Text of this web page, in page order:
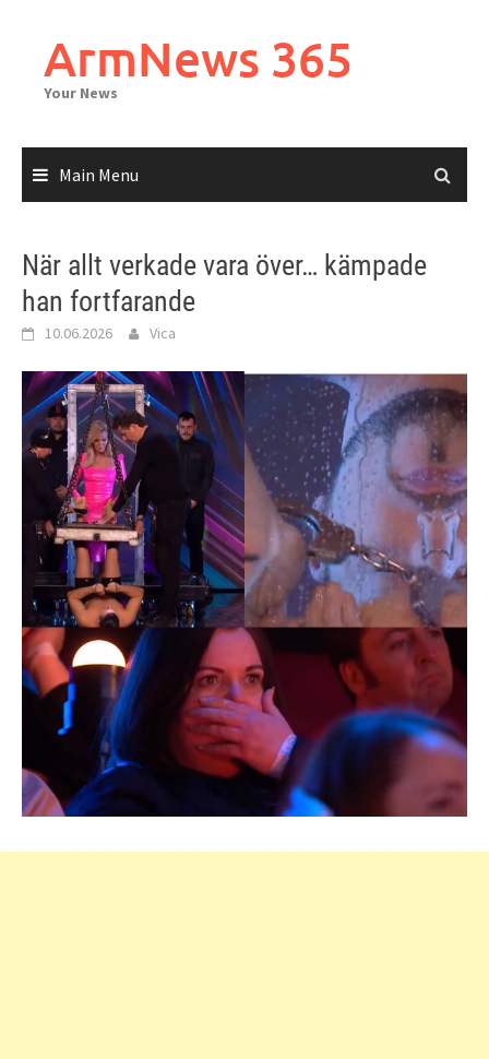
contentArmNews 365
Your News
Main Menu
När allt verkade vara över… kämpade
han fortfarande
10.06.2026 Vica